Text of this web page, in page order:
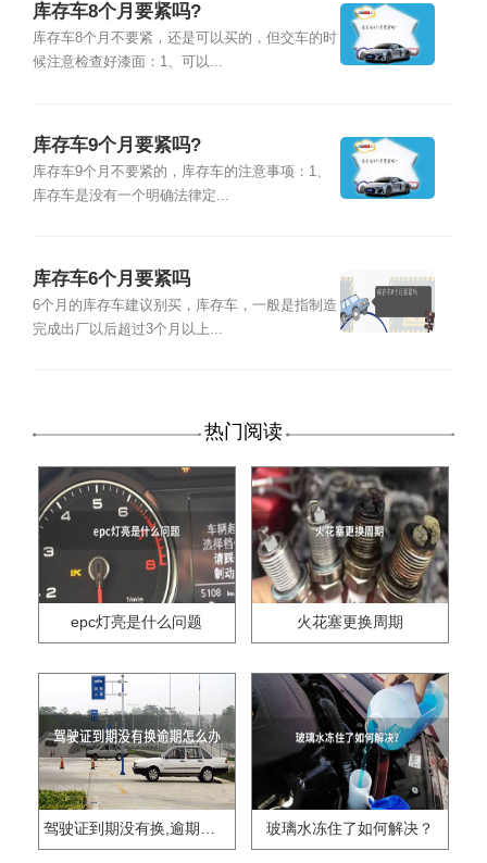
库存车8个月要紧吗?
库存车8个月不要紧，还是可以买的，但交车的时
候注意检查好漆面：1、可以...
库存车9个月要紧吗?
库存车9个月不要紧的，库存车的注意事项：1、
库存车是没有一个明确法律定...
库存车6个月要紧吗
6个月的库存车建议别买，库存车，一般是指制造
完成出厂以后超过3个月以上...
热门阅读
epc灯亮是什么问题 火花塞更换周期
驾驶证到期没有换,逾期怎么办?? 玻璃水冻住了如何解决？